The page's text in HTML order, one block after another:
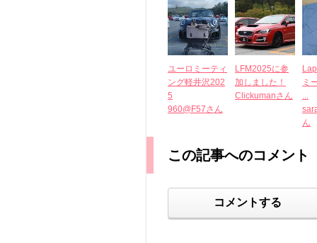
ユーロミーティ
ング軽井沢202
5
960@F57さん
LFM2025に参
加しました！
Clickumanさん
ミ
ん
この記事へのコメント
コメントする